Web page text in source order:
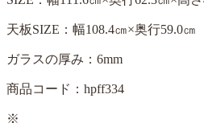
天板SIZE：幅108.4㎝×奥行59.0㎝
ガラスの厚み：6mm
商品コード：hpff334
※